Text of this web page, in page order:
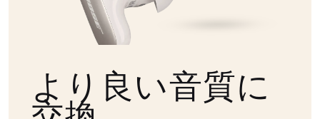
より良い音質に